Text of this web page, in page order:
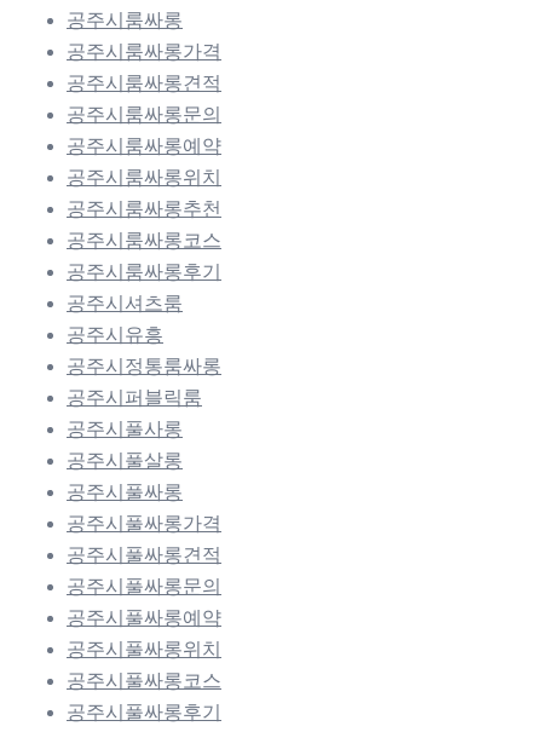
공주시룸싸롱
공주시룸싸롱가격
공주시룸싸롱견적
공주시룸싸롱문의
공주시룸싸롱예약
공주시룸싸롱위치
공주시룸싸롱추천
공주시룸싸롱코스
공주시룸싸롱후기
공주시셔츠룸
공주시유흥
공주시정통룸싸롱
공주시퍼블릭룸
공주시풀사롱
공주시풀살롱
공주시풀싸롱
공주시풀싸롱가격
공주시풀싸롱견적
공주시풀싸롱문의
공주시풀싸롱예약
공주시풀싸롱위치
공주시풀싸롱코스
공주시풀싸롱후기